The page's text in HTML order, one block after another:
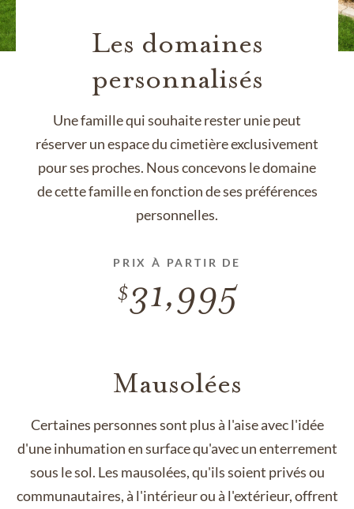
Les domaines
personnalisés
Une famille qui souhaite rester unie peut
réserver un espace du cimetière exclusivement
pour ses proches. Nous concevons le domaine
de cette famille en fonction de ses préférences
personnelles.
PRIX À PARTIR DE
31,995
Mausolées
Certaines personnes sont plus à l'aise avec l'idée
d'une inhumation en surface qu'avec un enterrement
sous le sol. Les mausolées, qu'ils soient privés ou
communautaires, à l'intérieur ou à l'extérieur, offrent